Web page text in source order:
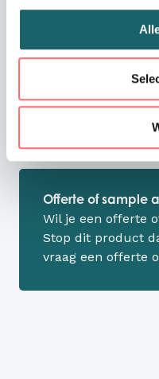
Totaalprijs
Toevoegen
Offerte of sample
Wil je een offerte
Stop dit product
vraag een offerte